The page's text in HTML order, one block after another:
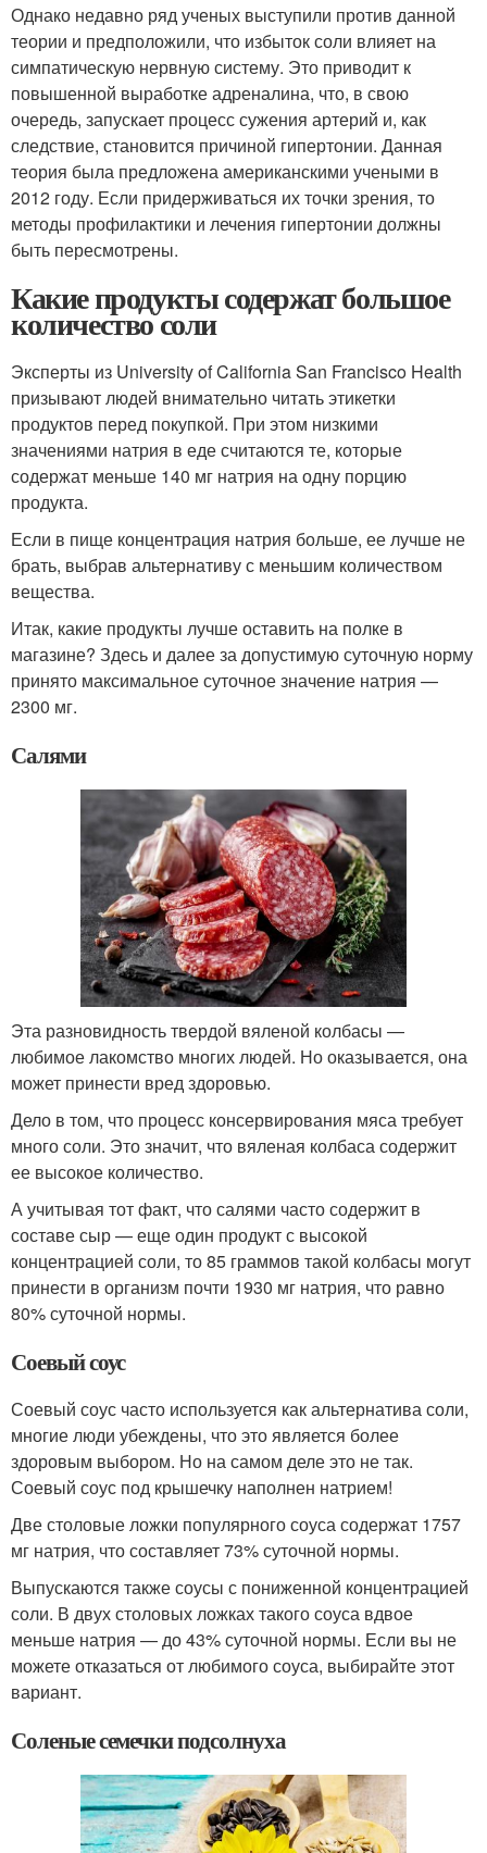
Однако недавно ряд ученых выступили против данной
теории и предположили, что избыток соли влияет на
симпатическую нервную систему. Это приводит к
повышенной выработке адреналина, что, в свою
очередь, запускает процесс сужения артерий и, как
следствие, становится причиной гипертонии. Данная
теория была предложена американскими учеными в
2012 году. Если придерживаться их точки зрения, то
методы профилактики и лечения гипертонии должны
быть пересмотрены.
Какие продукты содержат большое
количество соли
Эксперты из University of California San Francisco Health
призывают людей внимательно читать этикетки
продуктов перед покупкой. При этом низкими
значениями натрия в еде считаются те, которые
содержат меньше 140 мг натрия на одну порцию
продукта.
Если в пище концентрация натрия больше, ее лучше не
брать, выбрав альтернативу с меньшим количеством
вещества.
Итак, какие продукты лучше оставить на полке в
магазине? Здесь и далее за допустимую суточную норму
принято максимальное суточное значение натрия —
2300 мг.
Салями
Эта разновидность твердой вяленой колбасы —
любимое лакомство многих людей. Но оказывается, она
может принести вред здоровью.
Дело в том, что процесс консервирования мяса требует
много соли. Это значит, что вяленая колбаса содержит
ее высокое количество.
А учитывая тот факт, что салями часто содержит в
составе сыр — еще один продукт с высокой
концентрацией соли, то 85 граммов такой колбасы могут
принести в организм почти 1930 мг натрия, что равно
80% суточной нормы.
Соевый соус
Соевый соус часто используется как альтернатива соли,
многие люди убеждены, что это является более
здоровым выбором. Но на самом деле это не так.
Соевый соус под крышечку наполнен натрием!
Две столовые ложки популярного соуса содержат 1757
мг натрия, что составляет 73% суточной нормы.
Выпускаются также соусы с пониженной концентрацией
соли. В двух столовых ложках такого соуса вдвое
меньше натрия — до 43% суточной нормы. Если вы не
можете отказаться от любимого соуса, выбирайте этот
вариант.
Соленые семечки подсолнуха